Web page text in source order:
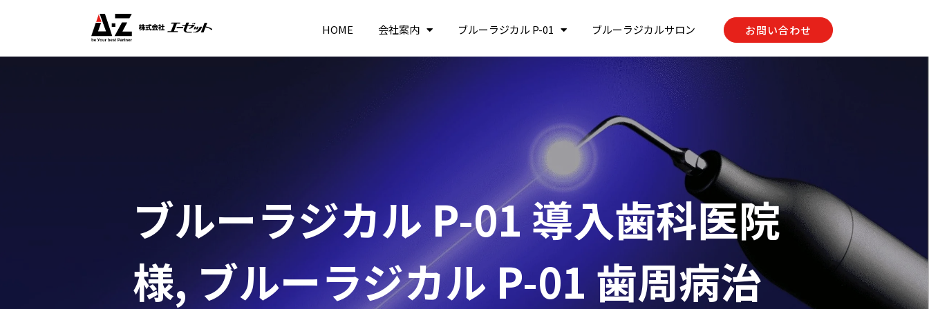
HOME 会社案内 ブルーラジカル P-01 ブルーラジカルサロン お問い合わせ
ブルーラジカル P-01 導入歯科医院
様,ブルーラジカル P-01 歯周病治